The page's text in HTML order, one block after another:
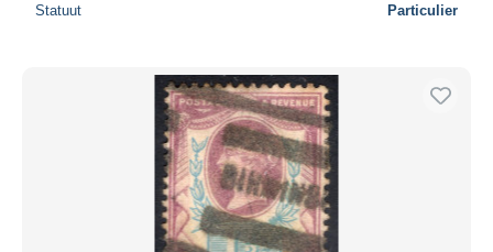
Statuut Particulier